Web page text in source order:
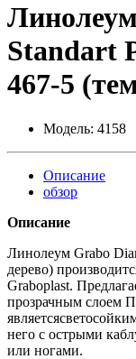
Standart
467-5
Модель: 4158
Описание
обзор
Описание
Линолеум Grabo
дерево)
Graboplast.
прозрачным слоем
него с острыми
или ногами.